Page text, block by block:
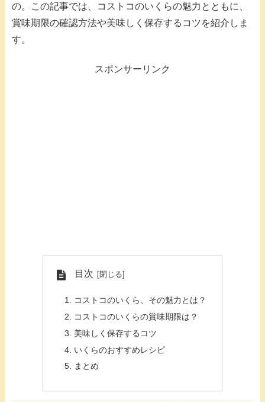
の。この記事では、コストコのいくらの魅力とともに、
賞味期限の確認方法や美味しく保存するコツを紹介しま
す。
スポンサーリンク
目次
コストコのいくら、その魅力とは？
コストコのいくらの賞味期限は？
美味しく保存するコツ
いくらのおすすめレシピ
まとめ